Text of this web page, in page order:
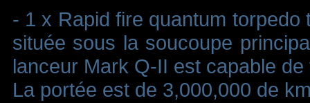
- 1 x Rapid fire quantum
située sous la soucoupe
lanceur Mark Q-II est capable
La portée est de 3,000,000 de